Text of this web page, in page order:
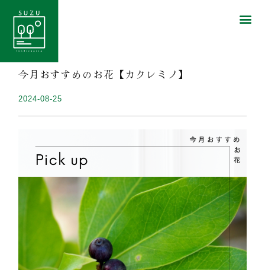
今月おすすめのお花【カクレミノ】
2024-08-25